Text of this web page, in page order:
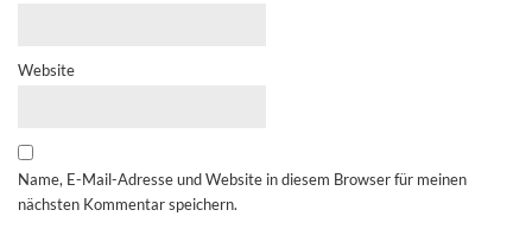
Website
Name, E-Mail-Adresse und Website in diesem Browser für meinen
nächsten Kommentar speichern.